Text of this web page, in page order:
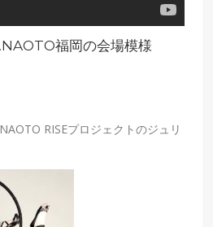
福岡の会場模様
RISEプロジェクトのジュリ